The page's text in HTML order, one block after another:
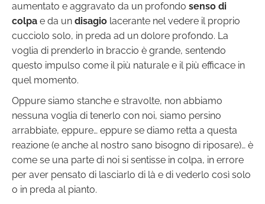
aumentato e aggravato da un profondo senso di
colpa e da un disagio lacerante nel vedere il proprio
cucciolo solo, in preda ad un dolore profondo. La
voglia di prenderlo in braccio è grande, sentendo
questo impulso come il più naturale e il più efficace in
quel momento.
Oppure siamo stanche e stravolte, non abbiamo
nessuna voglia di tenerlo con noi, siamo persino
arrabbiate, eppure… eppure se diamo retta a questa
reazione (e anche al nostro sano bisogno di riposare)… è
come se una parte di noi si sentisse in colpa, in errore
per aver pensato di lasciarlo di là e di vederlo così solo
o in preda al pianto.